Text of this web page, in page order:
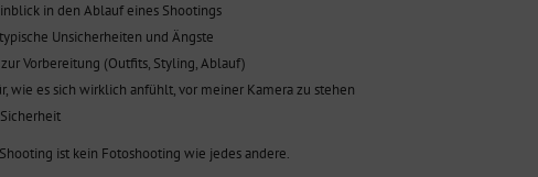
in den Ablauf eines Shootings
Unsicherheiten und Ängste
Vorbereitung (Outfits, Styling, Ablauf)
wie es sich wirklich anfühlt, vor meiner Kamera zu stehen
ist kein Fotoshooting wie jedes andere.